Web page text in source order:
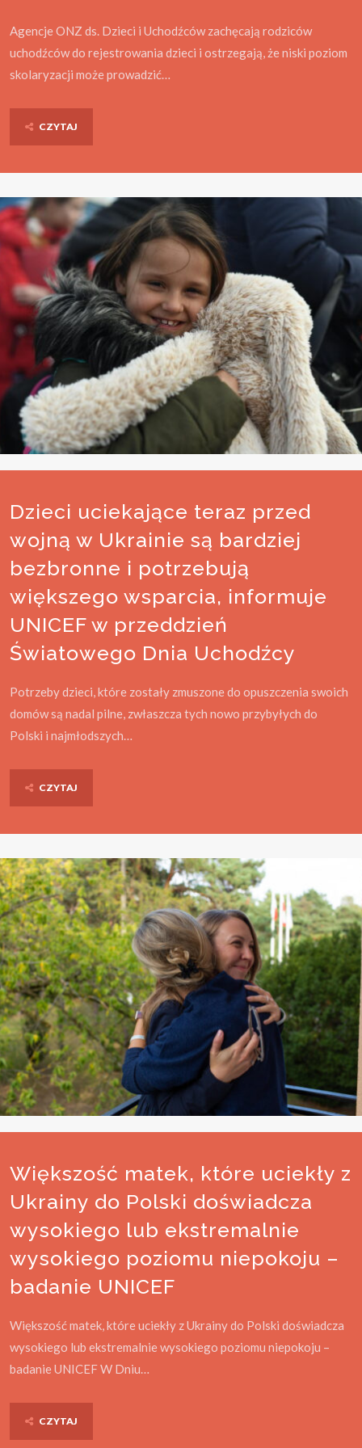
Agencje ONZ ds. Dzieci i Uchodźców zachęcają rodziców
uchodźców do rejestrowania dzieci i ostrzegają, że niski poziom
skolaryzacji może prowadzić…
CZYTAJ
Dzieci uciekające teraz przed
wojną w Ukrainie są bardziej
bezbronne i potrzebują
większego wsparcia, informuje
UNICEF w przeddzień
Światowego Dnia Uchodźcy
Potrzeby dzieci, które zostały zmuszone do opuszczenia swoich
domów są nadal pilne, zwłaszcza tych nowo przybyłych do
Polski i najmłodszych…
CZYTAJ
Większość matek, które uciekły z
Ukrainy do Polski doświadcza
wysokiego lub ekstremalnie
wysokiego poziomu niepokoju –
badanie UNICEF
Większość matek, które uciekły z Ukrainy do Polski doświadcza
wysokiego lub ekstremalnie wysokiego poziomu niepokoju –
badanie UNICEF W Dniu…
CZYTAJ